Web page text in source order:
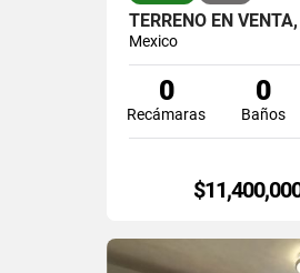
Mexico
0
Recámaras
0
Baños